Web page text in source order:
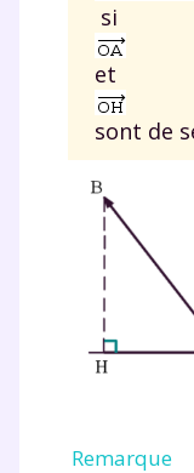
si
et
sont de
Remarque